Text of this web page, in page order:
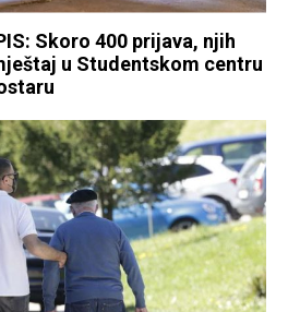
Skoro 400 prijava, njih
u Studentskom centru